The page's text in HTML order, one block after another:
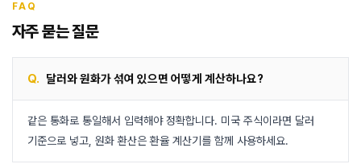
FAQ
자주 묻는 질문
Q. 달러와 원화가 섞여 있으면 어떻게 계산하나요?
같은 통화로 통일해서 입력해야 정확합니다. 미국 주식이라면 달러
기준으로 넣고, 원화 환산은 환율 계산기를 함께 사용하세요.